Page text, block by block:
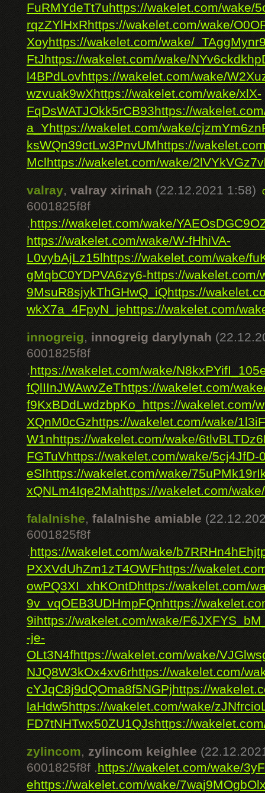
FuRMYdeTt7uhttps://wakelet.com/wake/
rqzZYlHxRhttps://wakelet.com/wake/
Xoyhttps://wakelet.com/wake/
FtJhttps://wakelet.com/wake/
l4BPdLovhttps://wakelet.com/wake/
wzvuak9wXhttps://wakelet.com/wake/xlX-
FqDsWATJOkk5rCB93https://
a_Yhttps://wakelet.com/wake/
ksWQn39ctLw3PnvUMhttps://
Mclhttps://wakelet.com/wake/
valray,valray xirinah (22.12.2021 1:58)
6001825f8f
.https://wakelet.com/wake/
https://wakelet.com/wake/W-fHhiVA-
L0vybAjLz15lhttps://wakelet.com/wake/
gMqbC0YDPVA6zy6-https://wakelet.com/
9MsuR8sjykThGHwQ_iQhttps://
wkX7a_4FpyN_jehttps://wakelet.com/
innogreig, innogreig darylynah
6001825f8f
.https://wakelet.com/wake/
fQlIInJWAwvZeThttps://wakelet.com/
f9KxBDdLwdzbpKo_ https://wakelet.com/
XQnM0cGzhttps://wakelet.com/wake/
W1nhttps://wakelet.com/wake/
FGTuVhttps://wakelet.com/wake/5cj4JfD-
eSIhttps://wakelet.com/wake/
xQNLm4Iqe2Mahttps://wakelet.com/
falalnishe, falalnishe amiable
6001825f8f
.https://wakelet.com/wake/
PXXVdUhZm1zT4OWFhttps://
owPQ3XI_xhKOntDhttps://wakelet.com/
9v_vqOEB3UDHmpFQnhttps://
9ihttps://wakelet.com/wake/
-je-
OLt3N4fhttps://wakelet.com/wake/
NJQ8W3kOx4xv6rhttps://wakelet.com/
cYJqC8j9dQOma8f5NGPjhttps://
laHdw5https://wakelet.com/wake/
FD7tNHTwx50ZU1QJshttps://
zylincom, zylincom keighlee
6001825f8f .https://wakelet.com/wake/
ehttps://wakelet.com/wake/